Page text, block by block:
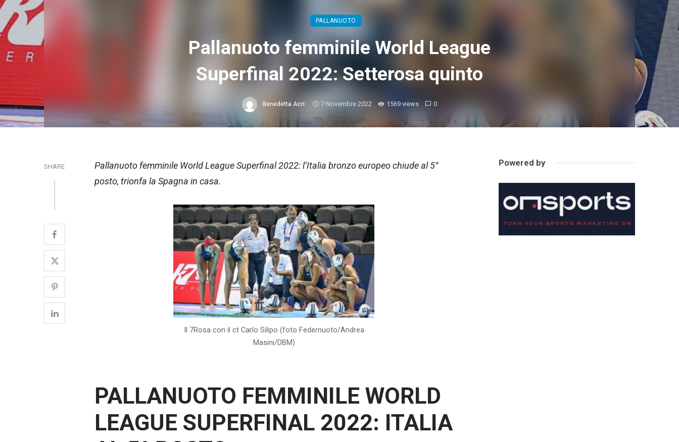
PALLANUOTO
Pallanuoto femminile World League
Superfinal 2022: Setterosa quinto
Benedetta Acri 7 Novembre 2022 1569 views 0
SHARE
Pallanuoto femminile World League Superfinal 2022: l’Italia bronzo europeo chiude al 5°
posto, trionfa la Spagna in casa.
Il 7Rosa con il ct Carlo Silipo (foto Federnuoto/Andrea
Masini/DBM)
PALLANUOTO FEMMINILE WORLD
LEAGUE SUPERFINAL 2022: ITALIA
Powered by